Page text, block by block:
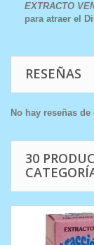
EXTRACTO
para atraer el
RESEÑAS
No hay reseñas
30